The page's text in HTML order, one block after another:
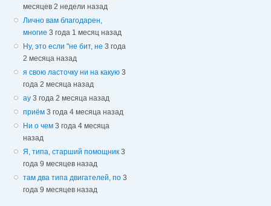
месяцев 2 недели назад
Лично вам благодарен,
многие 3 года 1 месяц назад
Ну, это если "не бит, не 3 года
2 месяца назад
я свою ласточку ни на какую 3
года 2 месяца назад
ау 3 года 2 месяца назад
приём 3 года 4 месяца назад
Ни о чем 3 года 4 месяца
назад
Я, типа, старший помощник 3
года 9 месяцев назад
там два типа двигателей, по 3
года 9 месяцев назад